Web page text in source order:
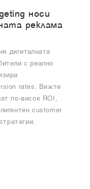
носи
реклама
дигиталната
с реално
rates. Вижте
по-висок ROI,
customer